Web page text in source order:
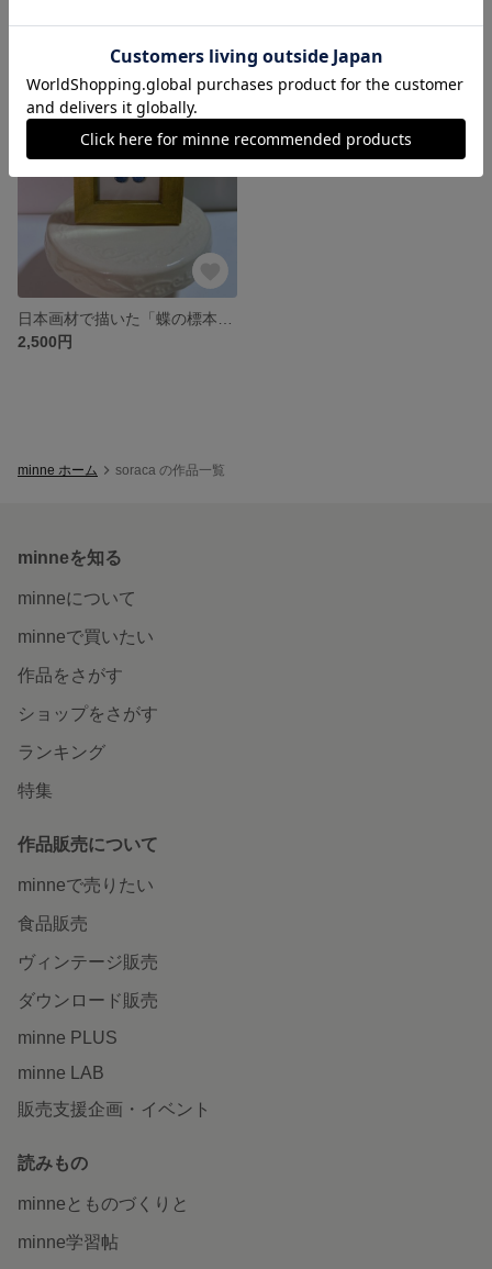
残り1点
2,500円
minne ホーム soraca の作品一覧
minneを知る
minneについて
minneで買いたい
作品をさがす
ショップをさがす
ランキング
特集
作品販売について
minneで売りたい
食品販売
ヴィンテージ販売
ダウンロード販売
minne PLUS
minne LAB
販売支援企画・イベント
読みもの
minneとものづくりと
minne学習帖